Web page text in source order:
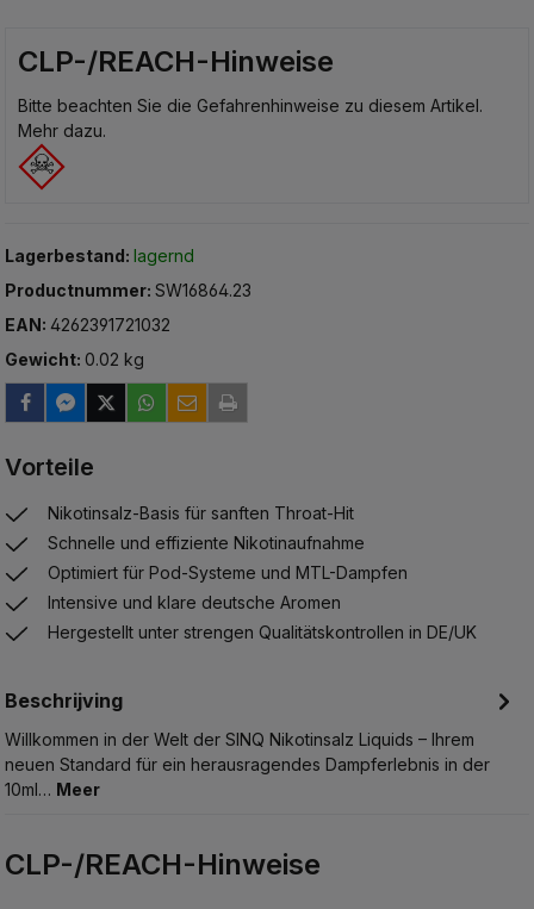
CLP-/REACH-Hinweise
Bitte beachten Sie die Gefahrenhinweise zu diesem Artikel.
Mehr dazu.
Lagerbestand:lagernd
Productnummer:SW16864.23
EAN:4262391721032
Gewicht: 0.02 kg
Vorteile
Nikotinsalz-Basis für sanften Throat-Hit
Schnelle und effiziente Nikotinaufnahme
Optimiert für Pod-Systeme und MTL-Dampfen
Intensive und klare deutsche Aromen
Hergestellt unter strengen Qualitätskontrollen in DE/UK
Beschrijving
Willkommen in der Welt der SINQ Nikotinsalz Liquids – Ihrem
neuen Standard für ein herausragendes Dampferlebnis in der
10ml… Meer
CLP-/REACH-Hinweise